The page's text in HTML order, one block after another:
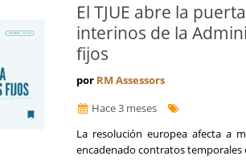
El TJUE abre la
interinos de la
fijos
por RM Assessors
Hace 3 meses
La resolución europea afecta a
encadenado contratos